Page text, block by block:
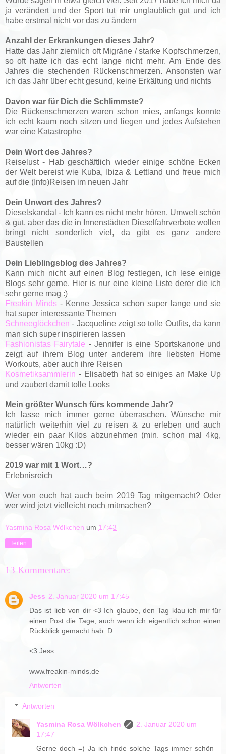
ja verändert und der Sport tut mir unglaublich gut und ich
habe erstmal nicht vor das zu ändern
Anzahl der Erkrankungen dieses Jahr?
Hatte das Jahr ziemlich oft Migräne / starke Kopfschmerzen,
so oft hatte ich das echt lange nicht mehr. Am Ende des
Jahres die stechenden Rückenschmerzen. Ansonsten war
ich das Jahr über echt gesund, keine Erkältung und nichts
Davon war für Dich die Schlimmste?
Die Rückenschmerzen waren schon mies, anfangs konnte
ich echt kaum noch sitzen und liegen und jedes Aufstehen
war eine Katastrophe
Dein Wort des Jahres?
Reiselust - Hab geschäftlich wieder einige schöne Ecken
der Welt bereist wie Kuba, Ibiza & Lettland und freue mich
auf die (Info)Reisen im neuen Jahr
Dein Unwort des Jahres?
Dieselskandal - Ich kann es nicht mehr hören. Umwelt schön
& gut, aber das die in Innenstädten Dieselfahrverbote wollen
bringt nicht sonderlich viel, da gibt es ganz andere
Baustellen
Dein Lieblingsblog des Jahres?
Kann mich nicht auf einen Blog festlegen, ich lese einige
Blogs sehr gerne. Hier is nur eine kleine Liste derer die ich
sehr gerne mag :)
Freakin Minds - Kenne Jessica schon super lange und sie
hat super interessante Themen
Schneeglöckchen - Jacqueline zeigt so tolle Outfits, da kann
man sich super inspirieren lassen
Fashionistas Fairytale - Jennifer is eine Sportskanone und
zeigt auf ihrem Blog unter anderem ihre liebsten Home
Workouts, aber auch ihre Reisen
Kosmetiksammlerin - Elisabeth hat so einiges an Make Up
und zaubert damit tolle Looks
Mein größter Wunsch fürs kommende Jahr?
Ich lasse mich immer gerne überraschen. Wünsche mir
natürlich weiterhin viel zu reisen & zu erleben und auch
wieder ein paar Kilos abzunehmen (min. schon mal 4kg,
besser wären 10kg :D)
2019 war mit 1 Wort…?
Erlebnisreich
Wer von euch hat auch beim 2019 Tag mitgemacht? Oder
wer wird jetzt vielleicht noch mitmachen?
Yasmina Rosa Wölkchen um 17:43
Teilen
13 Kommentare:
Jess 2. Januar 2020 um 17:45
Das ist lieb von dir <3 Ich glaube, den Tag klau ich mir für
einen Post die Tage, auch wenn ich eigentlich schon einen
Rückblick gemacht hab :D
<3 Jess
www.freakin-minds.de
Antworten
Antworten
Yasmina Rosa Wölkchen
2. Januar 2020 um
17:47
Gerne doch =) Ja ich finde solche Tags immer schön